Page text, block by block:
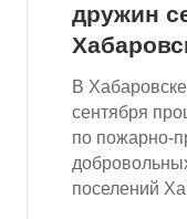
дружин
В
сентября
по пожарно-
поселений